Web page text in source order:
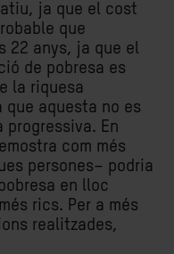
ja que el cost
que
22 anys, ja que el
de pobresa es
la riquesa
aquesta no es
progressiva. En
com més
persones– podria
en lloc
rics. Per a més
realitzades,